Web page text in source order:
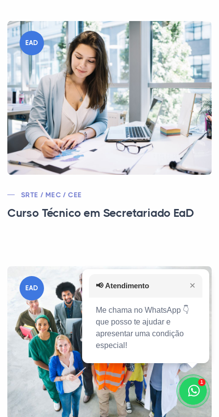
EAD
SRTE / MEC / CEE
Curso Técnico em Secretariado EaD
EAD
1
📢 Atendimento ✕
Me chama no WhatsApp 👇
que posso te ajudar e
apresentar uma condição
especial!